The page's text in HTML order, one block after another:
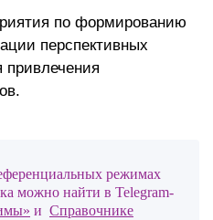
по формированию
перспективных
режимах
можно найти в Telegram-
и Справочнике